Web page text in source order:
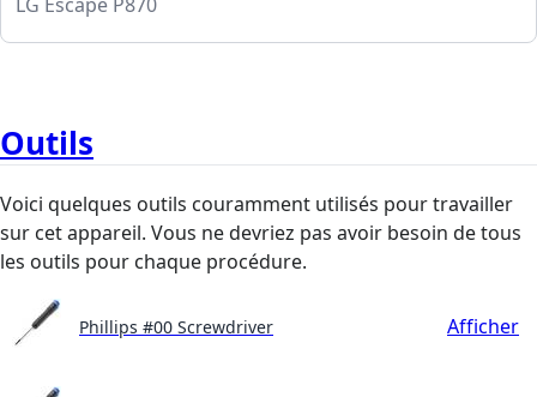
Outils
Voici quelques outils couramment utilisés pour travailler
sur cet appareil. Vous ne devriez pas avoir besoin de tous
les outils pour chaque procédure.
Phillips #00 Screwdriver Afficher